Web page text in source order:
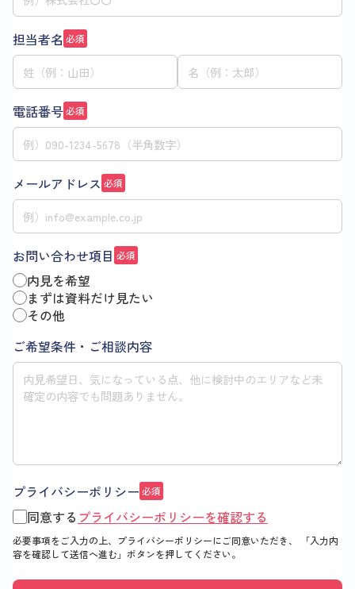
担当者名 必須
電話番号必須
メールアドレス 必須
お問い合わせ項目 必須
内見を希望
まずは資料だけ見たい
その他
ご希望条件・ご相談内容
プライバシーポリシー 必須
同意する プライバシーポリシーを確認する
必要事項をご入力の上、プライバシーポリシーにご同意いただき、
「入力内
容を確認して送信へ進む」 ボタンを押してください。